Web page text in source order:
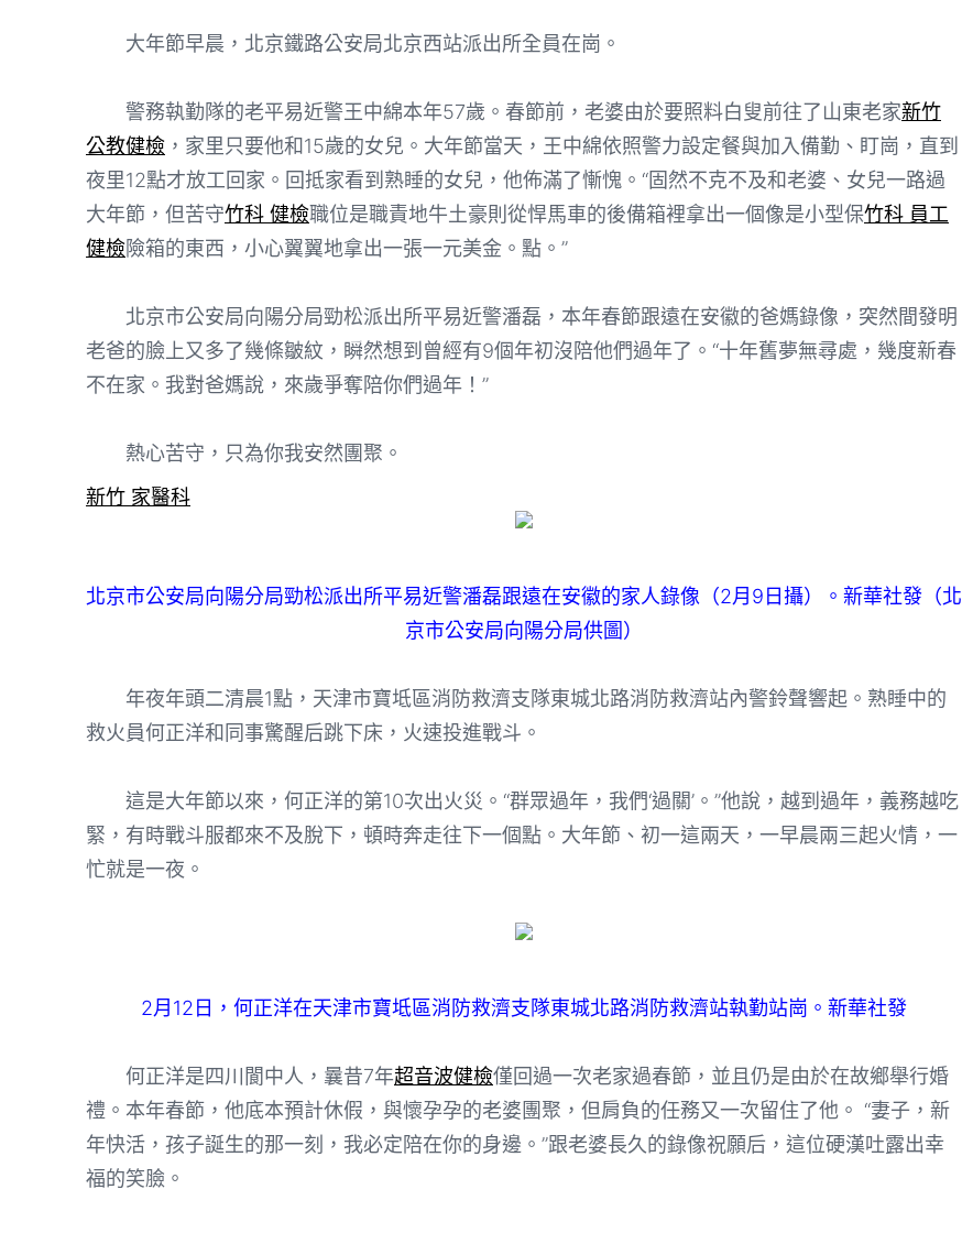
大年節早晨，北京鐵路公安局北京西站派出所全員在崗。
警務執勤隊的老平易近警王中綿本年57歲。春節前，老婆由於要照料白叟前往了山東老家新竹
公教健檢 ，家里只要他和15歲的女兒。大年節當天，王中綿依照警力設定餐與加入備勤、盯崗，直到
夜里12點才放工回家。回抵家看到熟睡的女兒，他佈滿了慚愧。“固然不克不及和老婆、女兒一路過
大年節，但苦守竹科 健檢職位是職責地牛土豪則從悍馬車的後備箱裡拿出一個像是小型保竹科 員工
健檢險箱的東西，小心翼翼地拿出一張一元美金。點。”
北京市公安局向陽分局勁松派出所平易近警潘磊，本年春節跟遠在安徽的爸媽錄像，突然間發明
老爸的臉上又多了幾條皺紋，瞬然想到曾經有9個年初沒陪他們過年了。“十年舊夢無尋處，幾度新春
不在家。我對爸媽說，來歲爭奪陪你們過年！”
熱心苦守，只為你我安然團聚。
新竹 家醫科
北京市公安局向陽分局勁松派出所平易近警潘磊跟遠在安徽的家人錄像（2月9日攝）。新華社發（北
京市公安局向陽分局供圖）
年夜年頭二清晨1點，天津市寶坻區消防救濟支隊東城北路消防救濟站內警鈴聲響起。熟睡中的
救火員何正洋和同事驚醒后跳下床，火速投進戰斗。
這是大年節以來，何正洋的第10次出火災。“群眾過年，我們‘過關’。”他說，越到過年，義務越吃
緊，有時戰斗服都來不及脫下，頓時奔走往下一個點。大年節、初一這兩天，一早晨兩三起火情，一
忙就是一夜。
2月12日，何正洋在天津市寶坻區消防救濟支隊東城北路消防救濟站執勤站崗。新華社發
何正洋是四川閬中人，曩昔7年超音波健檢僅回過一次老家過春節，並且仍是由於在故鄉舉行婚
禮。本年春節，他底本預計休假，與懷孕孕的老婆團聚，但肩負的任務又一次留住了他。 “妻子，新
年快活，孩子誕生的那一刻，我必定陪在你的身邊。”跟老婆長久的錄像祝願后，這位硬漢吐露出幸
福的笑臉。